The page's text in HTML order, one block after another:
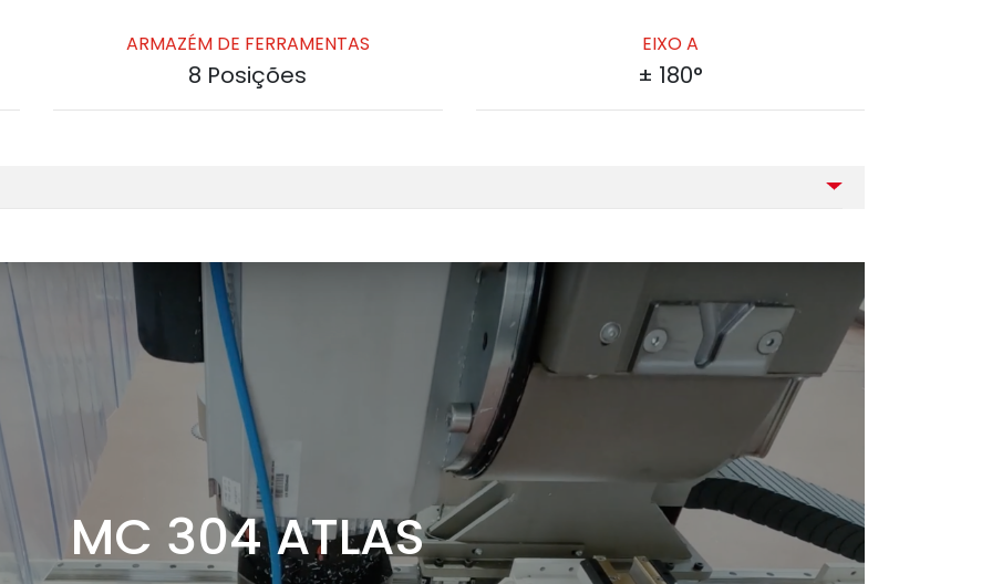
ARMAZÉM DE FERRAMENTAS
8 Posições
EIXO A
± 180°
MC 304 ATLAS